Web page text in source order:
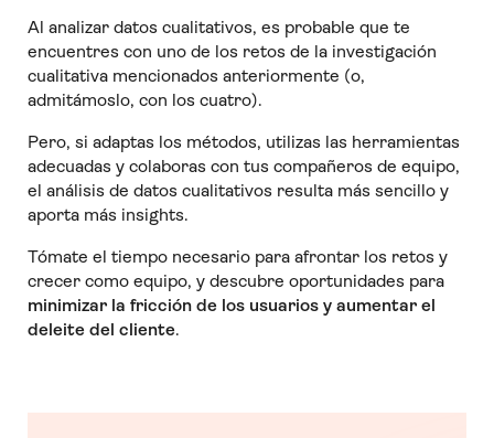
Al analizar datos cualitativos, es probable que te
encuentres con uno de los retos de la investigación
cualitativa mencionados anteriormente (o,
admitámoslo, con los cuatro).
Pero, si adaptas los métodos, utilizas las herramientas
adecuadas y colaboras con tus compañeros de equipo,
el análisis de datos cualitativos resulta más sencillo y
aporta más insights.
Tómate el tiempo necesario para afrontar los retos y
crecer como equipo, y descubre oportunidades para
minimizar la fricción de los usuarios y aumentar el
deleite del cliente.